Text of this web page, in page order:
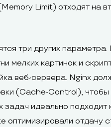
Limit) отходят
три других
мелких картинок и
веб-сервера. Nginx
(Cache-Control),
задач идеально
оптимизировали отдачу